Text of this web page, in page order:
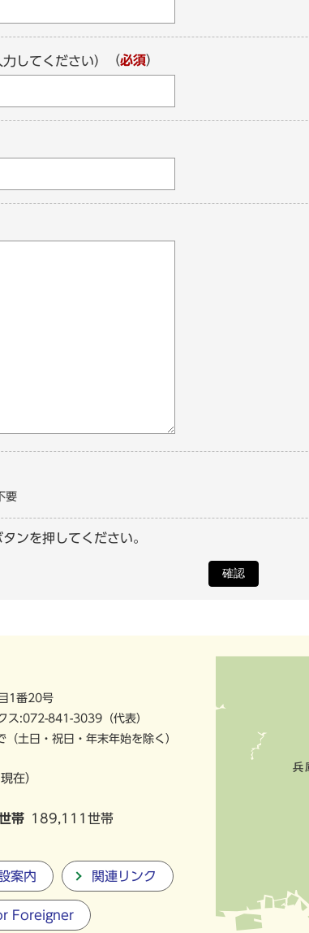
してください） （必須）
要
ンを押してください。
確認
1番20号
ス:072-841-3039（代表）
（土日・祝日・年末年始を除く）
在）
帯 189,111世帯
案内 関連リンク
Foreigner